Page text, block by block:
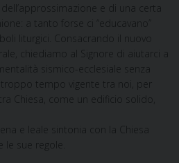
e di una certa
a tanto forse ci “educavano”
liturgici. Consacrando il nuovo
chiediamo al Signore di aiutarci a
sismico-ecclesiale senza
tempo vigente tra noi, per
Chiesa, come un edificio solido,
e leale sintonia con la Chiesa
sue regole.